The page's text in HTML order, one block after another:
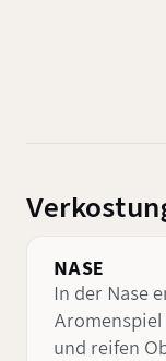
NASE
In der Nase
und reifen